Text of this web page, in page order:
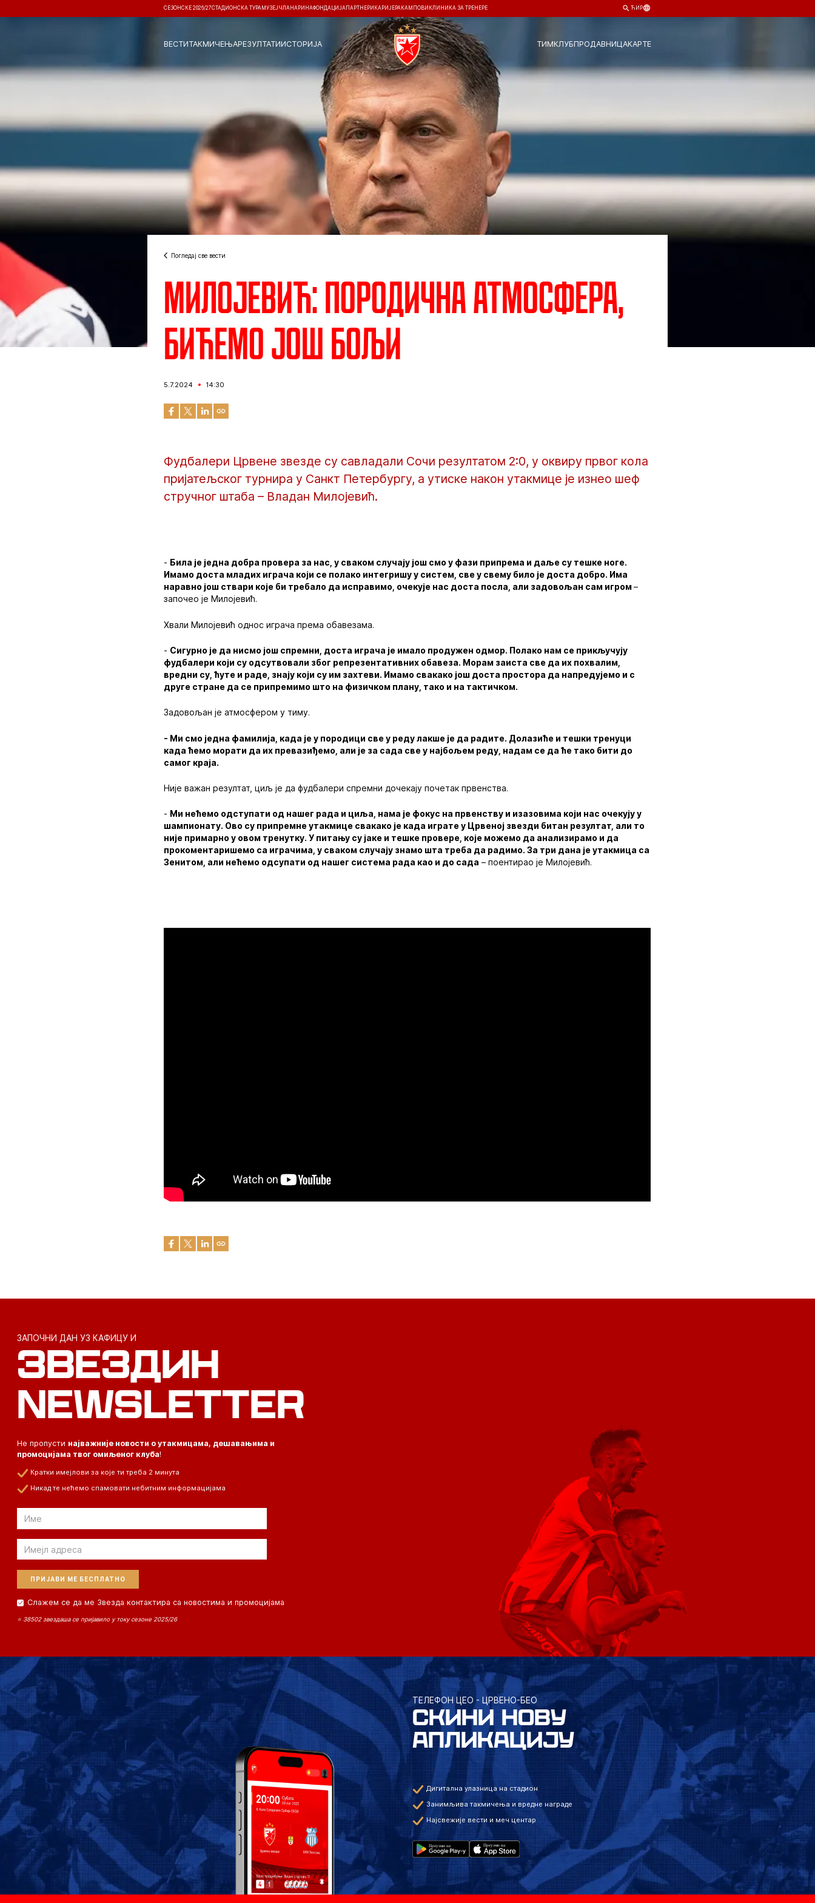
СЕЗОНСКЕ 2026/27СТАДИОНСКА ТУРА МУЗЕЈ ЧЛАНАРИНАФОНДАЦИЈА ПАРТНЕРИ КАРИЈЕРА КАМПОВИ КЛИНИКА ЗА ТРЕНЕРЕ ЋИР
ВЕСТИТАКМИЧЕЊАРЕЗУЛТАТИИСТОРИЈА ТИМКЛУБПРОДАВНИЦАКАРТЕ
Погледај све вести
Милојевић: Породична атмосфера,
бићемо још бољи
5.7.2024 14:30
Фудбалери Црвене звезде су савладали Сочи резултатом 2:0, у оквиру првог кола
пријатељског турнира у Санкт Петербургу, а утиске након утакмице је изнео шеф
стручног штаба – Владан Милојевић.
- Била је једна добра провера за нас, у сваком случају још смо у фази припрема и даље су тешке ноге.
Имамо доста младих играча који се полако интегришу у систем, све у свему било је доста добро. Има
наравно још ствари које би требало да исправимо, очекује нас доста посла, али задовољан сам игром–
започео је Милојевић.
Хвали Милојевић однос играча према обавезама.
- Сигурно је да нисмо још спремни, доста играча је имало продужен одмор. Полако нам се прикључују
фудбалери који су одсутвовали због репрезентативних обавеза. Морам заиста све да их похвалим,
вредни су, ћуте и раде, знају који су им захтеви. Имамо свакако још доста простора да напредујемо и с
друге стране да се припремимо што на физичком плану, тако и на тактичком.
Задовољан је атмосфером у тиму.
- Ми смо једна фамилија, када је у породици све у реду лакше је да радите. Долазиће и тешки тренуци
када ћемо морати да их превазиђемо, али је за сада све у најбољем реду, надам се да ће тако бити до
самог краја.
Није важан резултат, циљ је да фудбалери спремни дочекају почетак првенства.
- Ми нећемо одступати од нашег рада и циља, нама је фокус на првенству и изазовима који нас очекују у
шампионату. Ово су припремне утакмице свакако је када играте у Црвеној звезди битан резултат, али то
није примарно у овом тренутку. У питању су јаке и тешке провере, које можемо да анализирамо и да
прокоментаришемо са играчима, у сваком случају знамо шта треба да радимо. За три дана је утакмица са
Зенитом, али нећемо одсупати од нашег система рада као и до сада – поентирао је Милојевић.
ЗАПОЧНИ ДАН УЗ КАФИЦУ И
ЗВЕЗДИН
NEWSLETTER
Не пропусти најважније новости о утакмицама, дешавањима и
промоцијама твог омиљеног клуба!
Кратки имејлови за које ти треба 2 минута
Никад те нећемо спамовати небитним информацијама
Email
Email
Слажем се да ме Звезда контактира са новостима и промоцијама
⭐ 38502 звездаша се пријавило у току сезоне 2025/26
ТЕЛЕФОН ЦЕО - ЦРВЕНО-БЕО
СКИНИ НОВУ
АПЛИКАЦИЈУ
Дигитална улазница на стадион
Занимљива такмичења и вредне награде
Најсвежије вести и меч центар